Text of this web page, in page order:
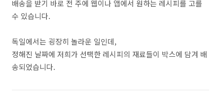
배송을 받기 바로 전 주에 웹이나 앱에서 원하는 레시피를 고를
수 있습니다.
독일에서는 굉장히 놀라운 일인데,
정해진 날짜에 저희가 선택한 레시피의 재료들이 박스에 담겨 배
송되었습니다.